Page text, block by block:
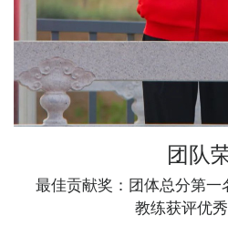
团队
最佳贡献奖：团体总分第一
教练获评优